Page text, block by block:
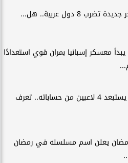
تضرب 8 دول عربية.. هل...
معسكر إسبانيا بمران قوي استعدادًا
الزمالك يستبعد 4 لاعبين من حساباته.. تعرف
يعلن اسم مسلسله في رمضان